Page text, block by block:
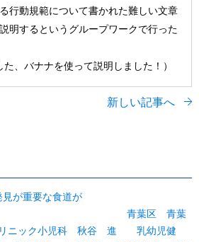
行動規範について書かれた難しい文章
明するというグループワークで行った
た、バナナを使って説明しました！）
新しい記事へ
が重要な食道が
区 青葉
ニック小児科 秋谷 進 乳幼児健